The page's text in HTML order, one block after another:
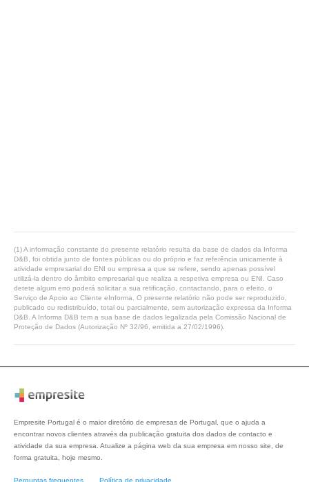
(1) A informação constante do presente relatório resulta da base de dados da Informa
D&B, foi obtida junto de fontes públicas ou do próprio e faz referência unicamente à
atividade empresarial do ENI ou empresa a que se refere, sendo apenas possível
utilizá-la dentro do âmbito empresarial que realiza a respetiva empresa ou ENI. Caso
detete algum erro poderá solicitar a sua retificação, contactando, para o efeito, o
Serviço de Apoio ao Cliente eInforma. O presente relatório não pode ser reproduzido,
publicado ou redistribuído, total ou parcialmente, sem autorização expressa da Informa
D&B. A Informa D&B tem a sua base de dados legalizada pela Comissão Nacional de
Proteção de Dados (Autorização Nº 32/96, emitida a 27/02/1996).
Empresite Portugal é o maior diretório de empresas de Portugal, que o ajuda a
encontrar novos clientes através da publicação gratuita dos dados de contacto e
atividade da sua empresa. Atualize a página web da sua empresa em nosso site, de
forma gratuita, hoje mesmo.